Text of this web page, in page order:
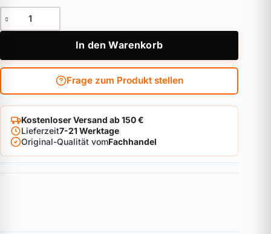
Außenzylinder ABUS Bravus.1000 Menge
In den Warenkorb
Frage zum Produkt stellen
Kostenloser Versand ab 150 €
Lieferzeit7-21 Werktage
Original-Qualität vomFachhandel